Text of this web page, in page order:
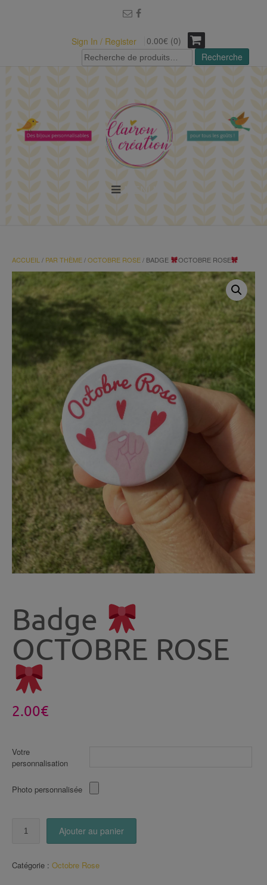
Sign In / Register
0.00€ (0)
Recherche
pour :
Recherche
ACCUEIL / PAR THÈME/OCTOBRE ROSE/ BADGE OCTOBRE ROSE
Badge
OCTOBRE ROSE
2.00€
Votre
personnalisation
Photo personnalisée
OCTOBRE
Ajouter au panier
Catégorie : Octobre Rose